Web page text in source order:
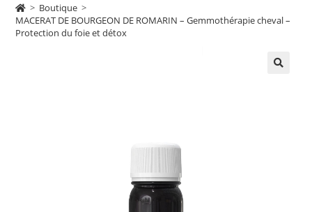
> Boutique >
MACERAT DE BOURGEON DE ROMARIN – Gemmothérapie cheval –
Protection du foie et détox